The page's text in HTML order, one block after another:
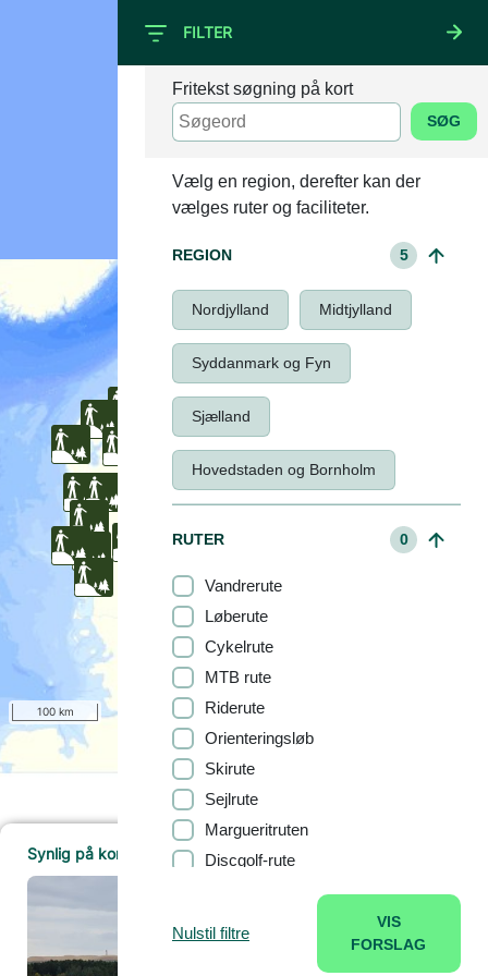
+
100 km
Synlig på kortet (557)
Udsigten mod Rubjerg Knude
Læs mere
FILTER
Fritekst søgning på kort
SØG
Vælg en region, derefter kan der
vælges ruter og faciliteter.
REGION 5
Nordjylland Midtjylland
Syddanmark og Fyn
Sjælland
Hovedstaden og Bornholm
RUTER 0
Vandrerute
Løberute
Cykelrute
MTB rute
Riderute
Orienteringsløb
Skirute
Sejlrute
Margueritruten
Discgolf-rute
BOOKING 0
Nulstil filtre
VIS
FORSLAG